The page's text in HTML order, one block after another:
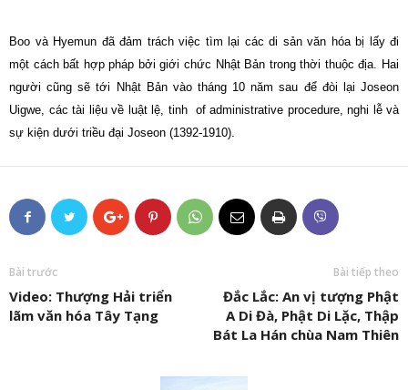
Boo và Hyemun đã đảm trách việc tìm lại các di sản văn hóa bị lấy đi
một cách bất hợp pháp bởi giới chức Nhật Bản trong thời thuộc địa. Hai
người cũng sẽ tới Nhật Bản vào tháng 10 năm sau để đòi lại Joseon
Uigwe, các tài liệu về luật lệ, tinh of administrative procedure, nghi lễ và
sự kiện dưới triều đại Joseon (1392-1910).
Bài trước
Video: Thượng Hải triển
lãm văn hóa Tây Tạng
Bài tiếp theo
Đắc Lắc: An vị tượng Phật
A Di Đà, Phật Di Lặc, Thập
Bát La Hán chùa Nam Thiên